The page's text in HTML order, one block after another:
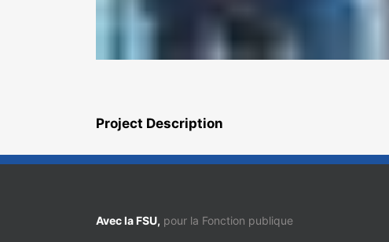
Project Description
Avec la FSU, pour la Fonction publique